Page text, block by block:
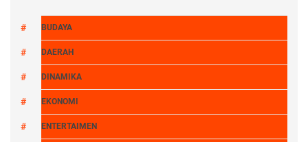
BUDAYA
DAERAH
DINAMIKA
EKONOMI
ENTERTAIMEN